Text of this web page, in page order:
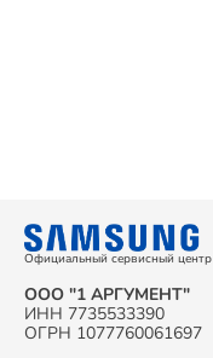
Официальный сервисный центр
ООО "1 АРГУМЕНТ"
ИНН 7735533390
ОГРН 1077760061697